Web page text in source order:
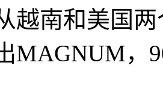
越南和美国
MAGNUM，